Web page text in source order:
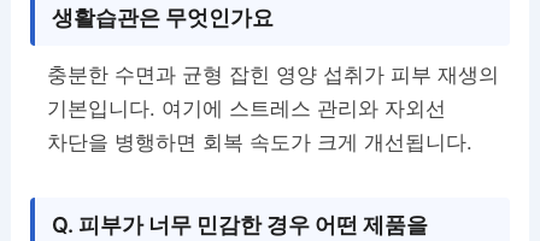
생활습관은 무엇인가요
충분한 수면과 균형 잡힌 영양 섭취가 피부 재생의
기본입니다. 여기에 스트레스 관리와 자외선
차단을 병행하면 회복 속도가 크게 개선됩니다.
Q. 피부가 너무 민감한 경우 어떤 제품을